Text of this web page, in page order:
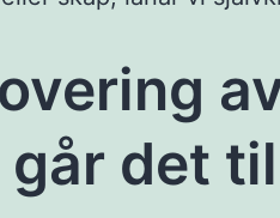
går det